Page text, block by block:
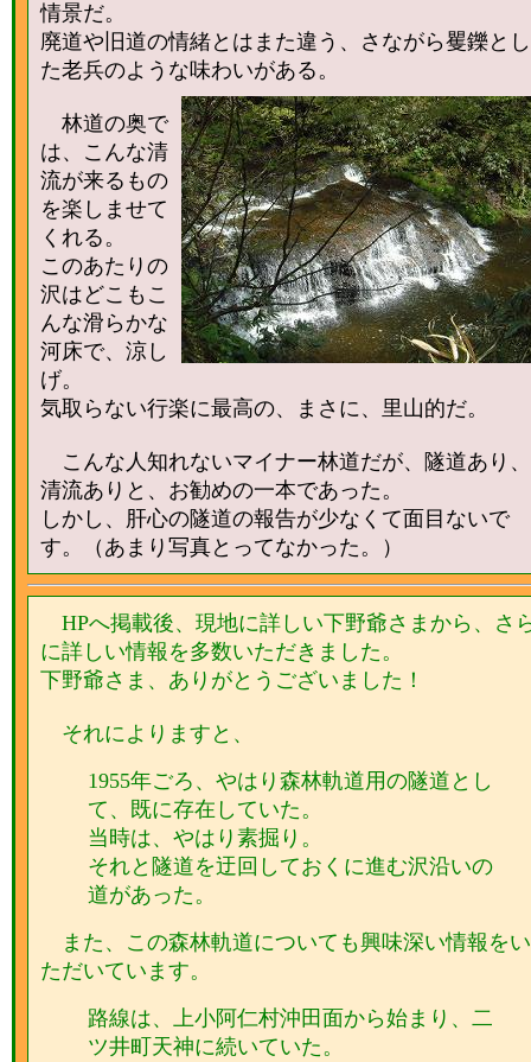
情景だ。
廃道や旧道の情緒とはまた違う、さながら矍鑠とし
た老兵のような味わいがある。
林道の奥で
は、こんな清
流が来るもの
を楽しませて
くれる。
このあたりの
沢はどこもこ
んな滑らかな
河床で、涼し
げ。
気取らない行楽に最高の、まさに、里山的だ。
こんな人知れないマイナー林道だが、隧道あり、
清流ありと、お勧めの一本であった。
しかし、肝心の隧道の報告が少なくて面目ないで
す。（あまり写真とってなかった。）
HPへ掲載後、現地に詳しい下野爺さまから、さ
に詳しい情報を多数いただきました。
下野爺さま、ありがとうございました！
それによりますと、
1955年ごろ、やはり森林軌道用の隧道とし
て、既に存在していた。
当時は、やはり素掘り。
それと隧道を迂回しておくに進む沢沿いの
道があった。
また、この森林軌道についても興味深い情報をい
ただいています。
路線は、上小阿仁村沖田面から始まり、二
ツ井町天神に続いていた。